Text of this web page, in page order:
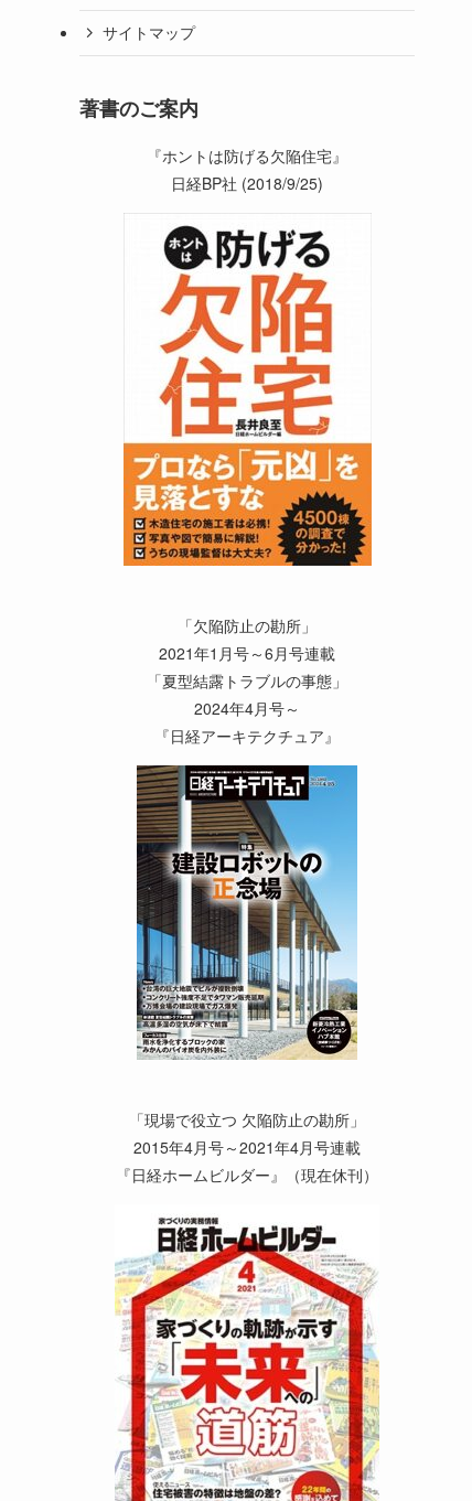
サイトマップ
著書のご案内
『ホントは防げる欠陥住宅』
日経BP社 (2018/9/25)
「欠陥防止の勘所」
2021年1月号～6月号連載
「夏型結露トラブルの事態」
2024年4月号～
『日経アーキテクチュア』
「現場で役立つ 欠陥防止の勘所」
2015年4月号～2021年4月号連載
『日経ホームビルダー』（現在休刊）